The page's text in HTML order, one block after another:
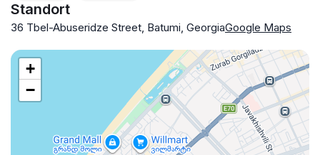
Standort
36 Tbel-Abuseridze Street, Batumi, GeorgiaGoogle Maps
+
−